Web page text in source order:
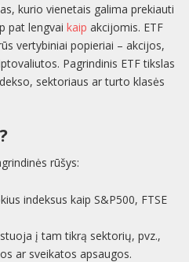
kurio vienetais galima prekiauti
pat lengvai kaip akcijomis. ETF
vertybiniai popieriai – akcijos,
Pagrindinis ETF tikslas
sektoriaus ar turto klasės
rūšys:
indeksus kaip S&P500, FTSE
į tam tikrą sektorių, pvz.,
ar sveikatos apsaugos.